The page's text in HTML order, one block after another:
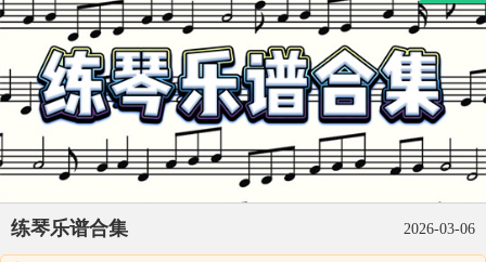
练琴乐谱合集 2026-03-06